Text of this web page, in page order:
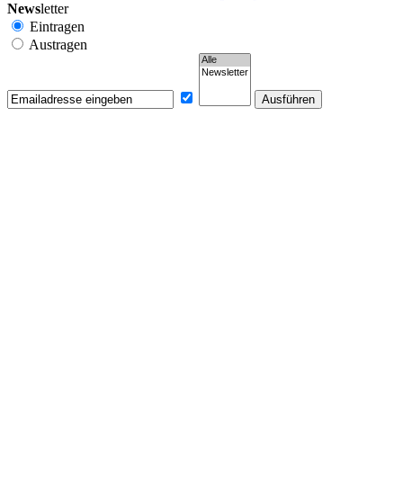
Newsletter
Eintragen
Austragen